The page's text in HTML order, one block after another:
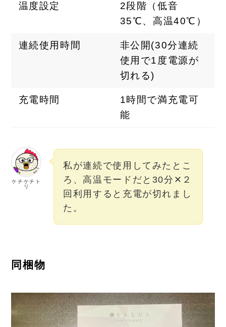
温度設定
2段階（低音
35℃、高温40℃）
連続使用時間
非公開(30分連続
使用で1度電源が
切れる)
充電時間
1時間で満充電可
能
ケチケチト
リ
私が連続で使用してみたとこ
ろ、高温モードだと30分✕２
回利用すると充電が切れまし
た。
同梱物